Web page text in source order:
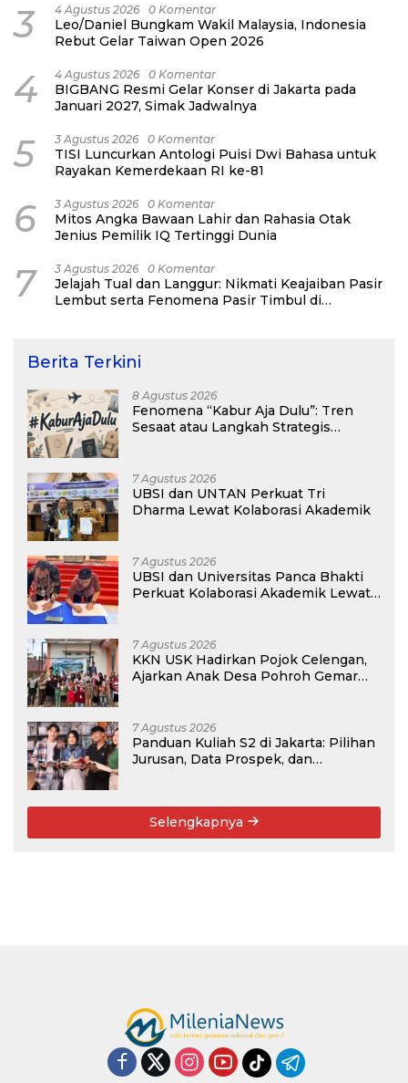
3 4 Agustus 2026 0 Komentar
Leo/Daniel Bungkam Wakil Malaysia, Indonesia
Rebut Gelar Taiwan Open 2026
4 4 Agustus 2026 0 Komentar
BIGBANG Resmi Gelar Konser di Jakarta pada
Januari 2027, Simak Jadwalnya
5 3 Agustus 2026 0 Komentar
TISI Luncurkan Antologi Puisi Dwi Bahasa untuk
Rayakan Kemerdekaan RI ke-81
6 3 Agustus 2026 0 Komentar
Mitos Angka Bawaan Lahir dan Rahasia Otak
Jenius Pemilik IQ Tertinggi Dunia
7 3 Agustus 2026 0 Komentar
Jelajah Tual dan Langgur: Nikmati Keajaiban Pasir
Lembut serta Fenomena Pasir Timbul di
Berita Terkini
8 Agustus 2026
Fenomena “Kabur Aja Dulu”: Tren
Sesaat atau Langkah Strategis
7 Agustus 2026
UBSI dan UNTAN Perkuat Tri
Dharma Lewat Kolaborasi Akademik
7 Agustus 2026
UBSI dan Universitas Panca Bhakti
Perkuat Kolaborasi Akademik Lewat
7 Agustus 2026
KKN USK Hadirkan Pojok Celengan,
Ajarkan Anak Desa Pohroh Gemar
7 Agustus 2026
Panduan Kuliah S2 di Jakarta: Pilihan
Jurusan, Data Prospek, dan
Selengkapnya